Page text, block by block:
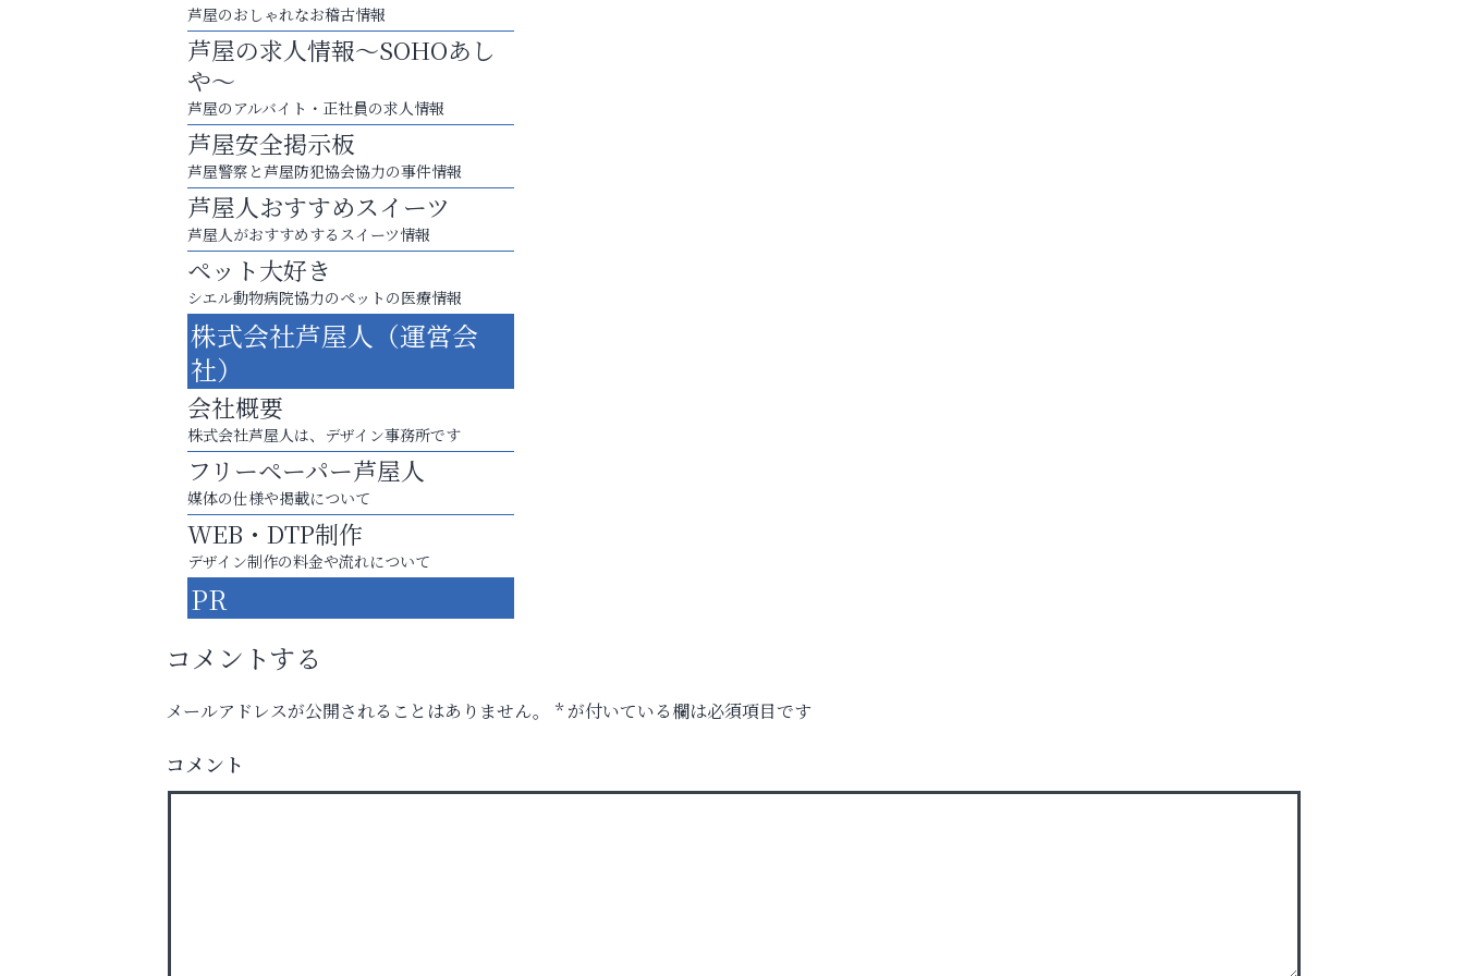
お一人おひとりに合う治療をご提案
口元から始まる、自分らしい毎日を
整体院エスコート・芦屋サロ
ン
整えませんか？
芦屋のおしゃれなお稽古情報
芦屋の求人情報～SOHOあし
や～
芦屋のアルバイト・正社員の求人情報
芦屋安全掲示板
芦屋警察と芦屋防犯協会協力の事件情報
芦屋人おすすめスイーツ
芦屋人がおすすめするスイーツ情報
ペット大好き
シエル動物病院協力のペットの医療情報
株式会社芦屋人（運営会
社）
会社概要
株式会社芦屋人は、デザイン事務所です
フリーペーパー芦屋人
媒体の仕様や掲載について
WEB・DTP制作
デザイン制作の料金や流れについて
PR
コメントする
メールアドレスが公開されることはありません。 *が付いている欄は必須項目です
コメント